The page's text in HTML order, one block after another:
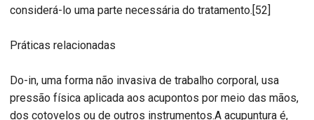
considerá-lo uma parte necessária do tratamento.[52]
Práticas relacionadas
Do-in, uma forma não invasiva de trabalho corporal, usa
pressão física aplicada aos acupontos por meio das mãos,
dos cotovelos ou de outros instrumentos.A acupuntura é,